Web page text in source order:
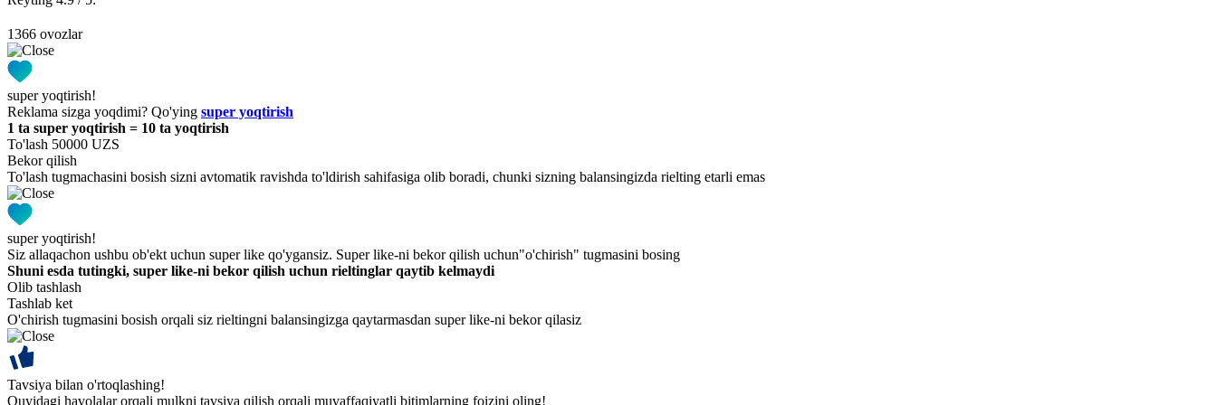
1366 ovozlar
super yoqtirish!
Reklama sizga yoqdimi? Qo'ying super yoqtirish
1 ta super yoqtirish = 10 ta yoqtirish
To'lash 50000 UZS
Bekor qilish
To'lash tugmachasini bosish sizni avtomatik ravishda to'ldirish sahifasiga olib boradi, chunki sizning balansingizda rielting etarli emas
super yoqtirish!
Siz allaqachon ushbu ob'ekt uchun super like qo'ygansiz. Super like-ni bekor qilish uchun"o'chirish" tugmasini bosing
Shuni esda tutingki, super like-ni bekor qilish uchun rieltinglar qaytib kelmaydi
Olib tashlash
Tashlab ket
O'chirish tugmasini bosish orqali siz rieltingni balansingizga qaytarmasdan super like-ni bekor qilasiz
Tavsiya bilan o'rtoqlashing!
Quyidagi havolalar orqali mulkni tavsiya qilish orqali muvaffaqiyatli bitimlarning foizini oling!